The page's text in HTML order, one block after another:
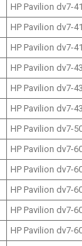
HP Pavilion dv7-
HP Pavilion dv7-
HP Pavilion dv7-
HP Pavilion dv7-
HP Pavilion dv7-
HP Pavilion dv7-
HP Pavilion dv7-
HP Pavilion dv7-
HP Pavilion dv7-
HP Pavilion dv7-
HP Pavilion dv7-
HP Pavilion dv7-